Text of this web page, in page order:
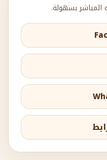
المباشر بسهولة.